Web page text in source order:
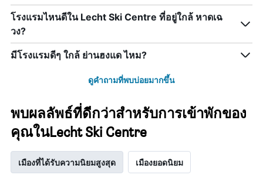
โรงแรมไหนดีใน Lecht Ski Centre ที่อยู่ใกล้ หาดเฉ
วง?
มีโรงแรมดีๆ ใกล้ ย่านฮงแด ไหม?
ดูคำถามที่พบบ่อยมากขึ้น
พบผลลัพธ์ที่ดีกว่าสำหรับการเข้าพักของ
คุณในLecht Ski Centre
เมืองที่ได้รับความนิยมสูงสุด เมืองยอดนิยม